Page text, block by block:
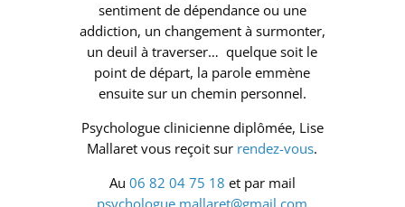
sentiment de dépendance ou une
addiction, un changement à surmonter,
un deuil à traverser… quelque soit le
point de départ, la parole emmène
ensuite sur un chemin personnel.
Psychologue clinicienne diplômée, Lise
Mallaret vous reçoit sur rendez-vous.
Au 06 82 04 75 18 et par mail